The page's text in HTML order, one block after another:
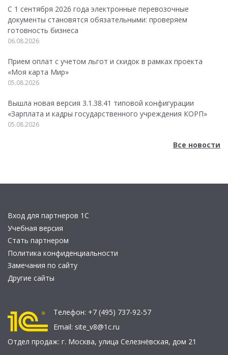
С 1 сентября 2026 года электронные перевозочные
документы становятся обязательными: проверяем
готовность бизнеса
06.08.2026
Прием оплат с учетом льгот и скидок в рамках проекта
«Моя карта Мир»
05.08.2026
Вышла новая версия 3.1.38.41 типовой конфигурации
«Зарплата и кадры государственного учреждения КОРП»
05.08.2026
Все новости
Вход для партнеров 1С
Учебная версия
Стать партнером
Политика конфиденциальности
Замечания по сайту
Другие сайты
Телефон: +7 (495) 737-92-57
Email: site_v8@1c.ru
Отдел продаж: г. Москва, улица Селезнёвская, дом 21